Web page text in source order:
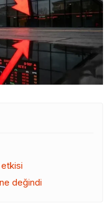
değindi